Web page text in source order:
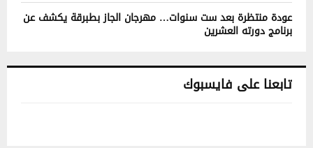
عودة منتظرة بعد ست سنوات… مهرجان الجاز بطبرقة يكشف عن
برنامج دورته العشرين
تابعنا على فايسبوك